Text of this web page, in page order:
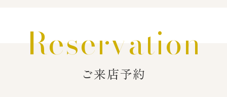
Reservation
ご来店予約